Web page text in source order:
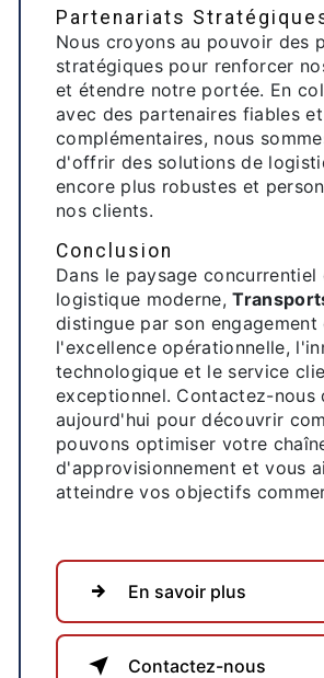
Partenariats
Nous croyons au pouvoir des
stratégiques pour renforcer
et étendre notre portée. En
avec des partenaires fiables et
complémentaires, nous
d'offrir des solutions de
encore plus robustes et
nos clients.
Conclusion
Dans le paysage concurrentiel
logistique moderne,
distingue par son engagement
l'excellence opérationnelle,
technologique et le service
exceptionnel. Contactez-nous
aujourd'hui pour découvrir
pouvons optimiser votre
d'approvisionnement et vous
atteindre vos objectifs
En savoir plus
Contactez-nous